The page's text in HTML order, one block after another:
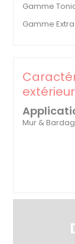
Gamme
Gamme
Mur &